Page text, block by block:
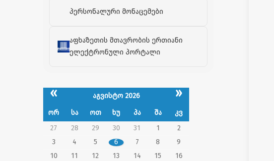
პერსონალური მონაცემები
აფხაზეთის მთავრობის ერთიანი
ელექტრონული პორტალი
« აგვისტო 2026 »
ორ სა ოთ ხუ პა შა
კვ
27
28 29 30 31 1
2
3
4 5 6 7 8
9
10
11 12 13 14 15
16